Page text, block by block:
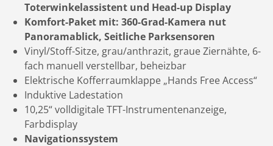
Toterwinkelassistent und Head-up Display
Komfort-Paket mit: 360-Grad-Kamera nut
Panoramablick, Seitliche Parksensoren
Vinyl/Stoff-Sitze, grau/anthrazit, graue Ziernähte, 6-
fach manuell verstellbar, beheizbar
Elektrische Kofferraumklappe „Hands Free Access“
Induktive Ladestation
10,25“ volldigitale TFT-Instrumentenanzeige,
Farbdisplay
Navigationssystem